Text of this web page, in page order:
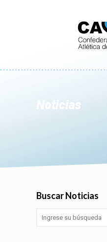
Noticias
Buscar Noticias